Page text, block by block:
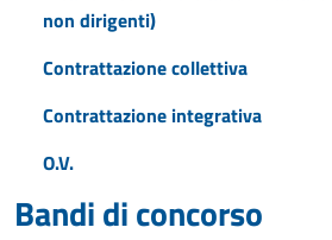
non dirigenti)
Contrattazione collettiva
Contrattazione integrativa
O.V.
Bandi di concorso